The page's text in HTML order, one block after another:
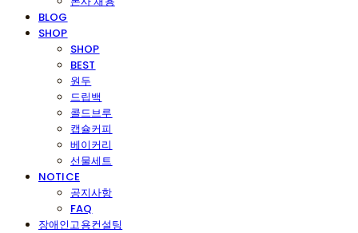
BLOG
SHOP
SHOP
BEST
원두
드립백
콜드브루
캡슐커피
베이커리
선물세트
NOTICE
공지사항
FAQ
장애인고용컨설팅